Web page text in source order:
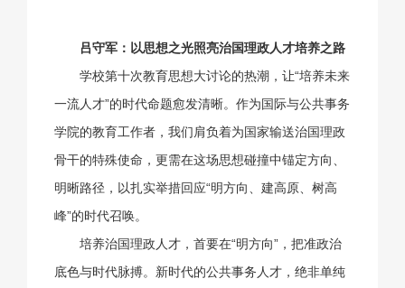
吕守军：以思想之光照亮治国理政人才培养之路
学校第十次教育思想大讨论的热潮，让“培养未来
一流人才”的时代命题愈发清晰。作为国际与公共事务
学院的教育工作者，我们肩负着为国家输送治国理政
骨干的特殊使命，更需在这场思想碰撞中锚定方向、
明晰路径，以扎实举措回应“明方向、建高原、树高
峰”的时代召唤。
培养治国理政人才，首要在“明方向”，把准政治
底色与时代脉搏。新时代的公共事务人才，绝非单纯